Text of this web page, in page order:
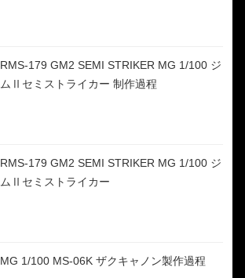
RMS-179 GM2 SEMI STRIKER MG 1/100 ジ
ムⅡセミストライカー 制作過程
RMS-179 GM2 SEMI STRIKER MG 1/100 ジ
ムⅡセミストライカー
MG 1/100 MS-06K ザクキャノン製作過程